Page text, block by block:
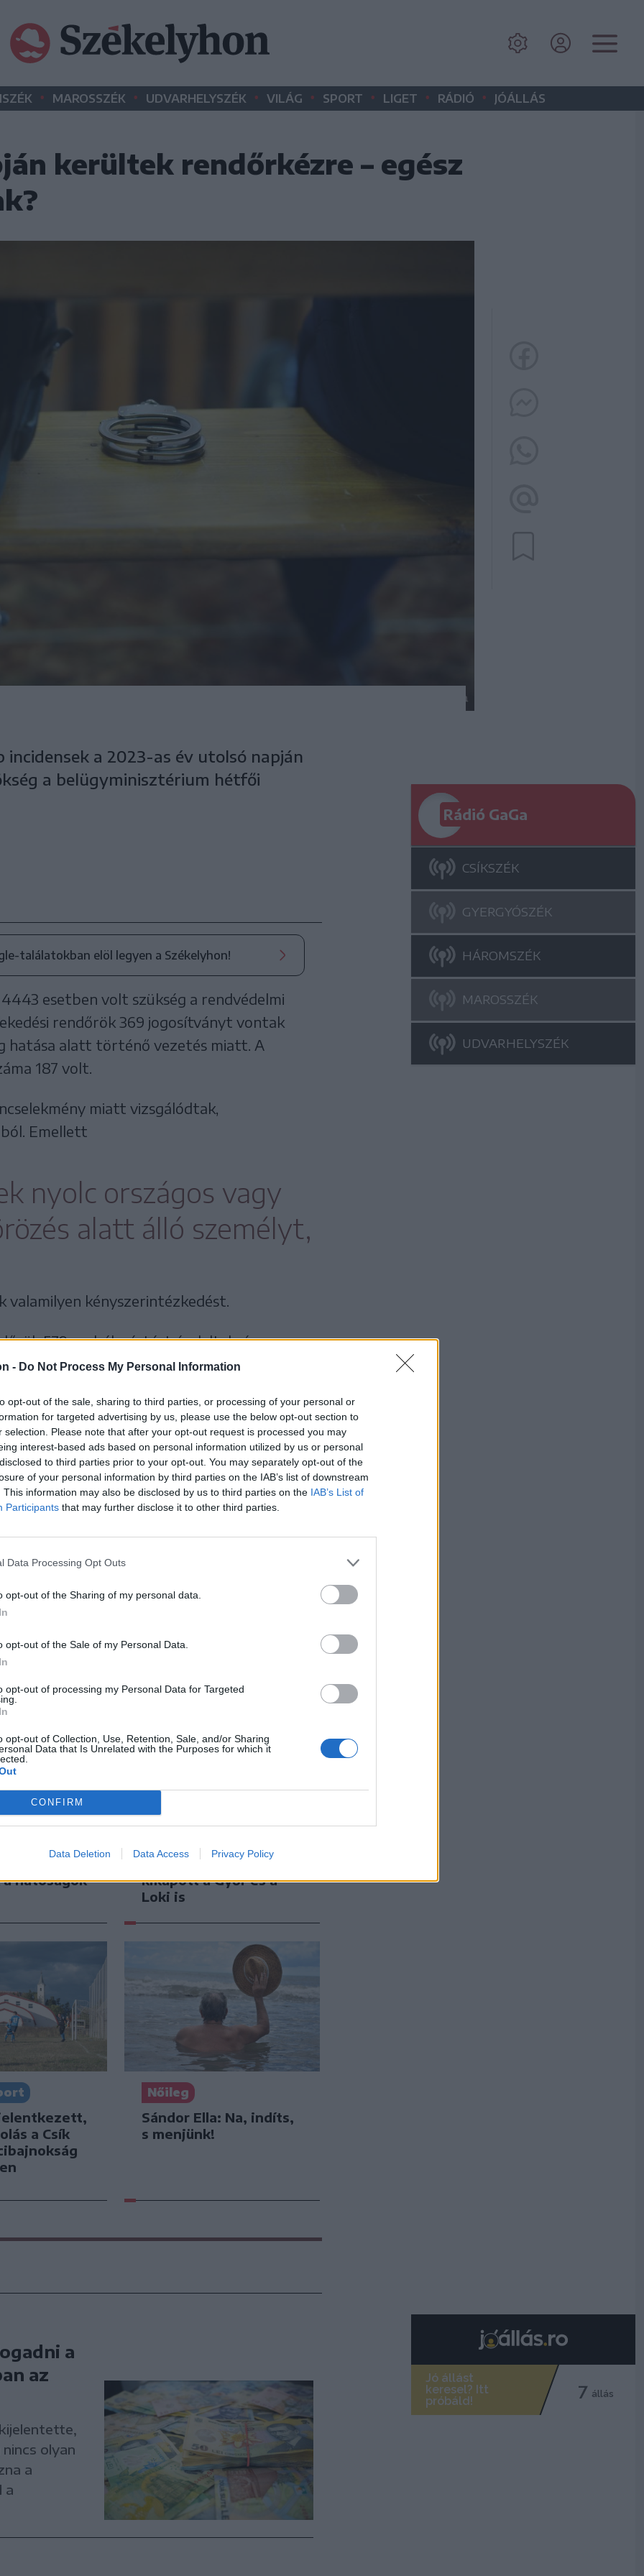
- Do Not Process My Personal Information
opt-out of the sale, sharing to third parties, or processing of your personal or
for targeted advertising by us, please use the below opt-out section to
selection. Please note that after your opt-out request is processed you may
interest-based ads based on personal information utilized by us or personal
to third parties prior to your opt-out. You may separately opt-out of the
of your personal information by third parties on the IAB’s list of downstream
This information may also be disclosed by us to third parties on the IAB’s List of
Participants that may further disclose it to other third parties.
Data Processing Opt Outs
opt-out of the Sharing of my personal data.
opt-out of the Sale of my Personal Data.
opt-out of processing my Personal Data for Targeted
opt-out of Collection, Use, Retention, Sale, and/or Sharing
Data that Is Unrelated with the Purposes for which it
CONFIRM
Data Deletion Data Access Privacy Policy
• MAROSSZÉK • UDVARHELYSZÉK • VILÁG • SPORT • LIGET • RÁDIÓ • JÓÁLLÁS
kerültek rendőrkézre – egész
a 2023-as év utolsó napján
a belügyminisztérium hétfői
találatokban elöl legyen a Székelyhon!
esetben volt szükség a rendvédelmi
rendőrök 369 jogosítványt vontak
hatása alatt történő vezetés miatt. A
187 volt.
miatt vizsgálódtak,
Emellett
nyolc országos vagy
alatt álló személyt,
valamilyen kényszerintézkedést.
579 szabálysértést észleltek, és
róttak ki bírságot.
Rádió GaGa
CSÍKSZÉK
GYERGYÓSZÉK
HÁROMSZÉK
MAROSSZÉK
UDVARHELYSZÉK
hatóságok
Székely Sport
Nagy pofonba szaladt
belé a Kolozsvári CFR,
kikapott a Győr és a
Loki is
a Csík
Nőileg
Sándor Ella: Na, indíts,
s menjünk!
a
az
olyan
a
a